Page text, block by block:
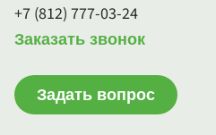
+7 (812) 777-03-24
Заказать звонок
Задать вопрос